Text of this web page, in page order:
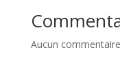
Aucun